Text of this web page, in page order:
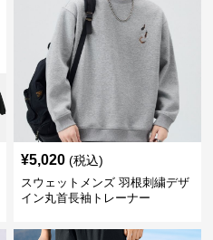
¥5,020 (税込)
スウェットメンズ 羽根刺繍デザ
イン丸首長袖トレーナー